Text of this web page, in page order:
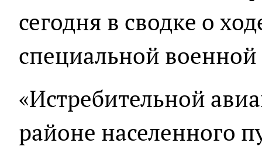
сегодня в сводке о
специальной
«Истребительной
районе населенного